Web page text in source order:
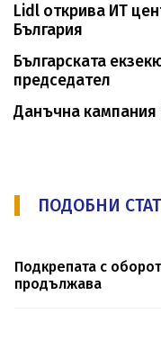
Lidl открива ИТ
България
Българската
председател
Данъчна кампания
ПОДОБНИ
Подкрепата с
продължава